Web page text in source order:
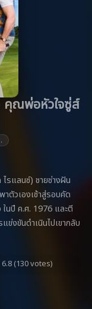
ณพ่อหัวใจซู่ส์
รแลนซ์) ชายช่างฝัน
ตัวเองเช้าสู่รอบคัด
นปี ค.ศ. 1976 และตี
ข่งขันดำเนินไปเขากลับ
6.8 (130 votes)